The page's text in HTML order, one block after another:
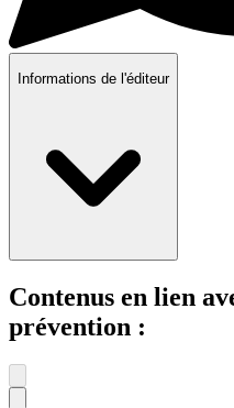
Informations de l'éditeur
Contenus en lien
prévention :